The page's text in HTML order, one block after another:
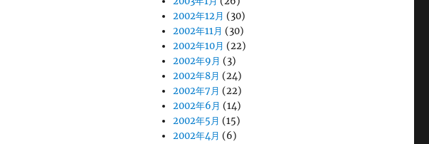
2002年12月 (30)
2002年11月 (30)
2002年10月 (22)
2002年9月 (3)
2002年8月 (24)
2002年7月 (22)
2002年6月 (14)
2002年5月 (15)
2002年4月 (6)